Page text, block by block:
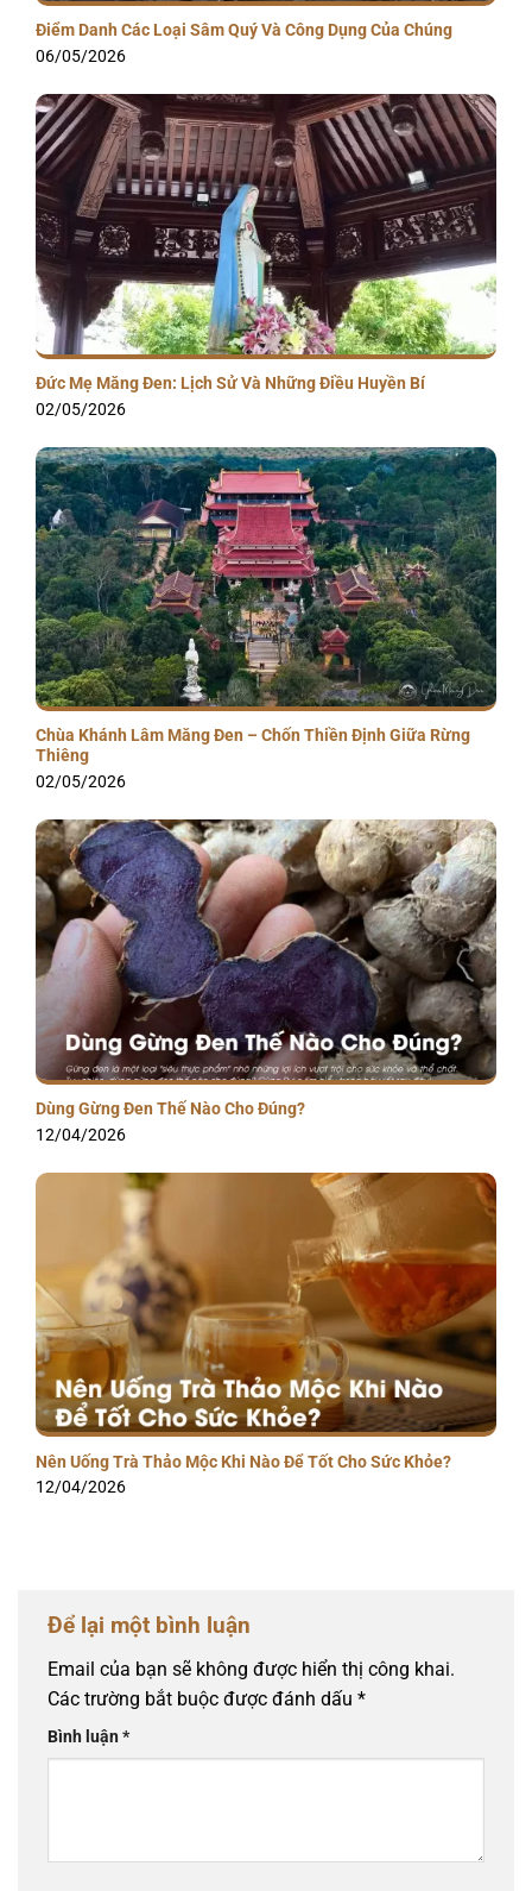
Điểm Danh Các Loại Sâm Quý Và Công Dụng Của Chúng
06/05/2026
Đức Mẹ Măng Đen: Lịch Sử Và Những Điều Huyền Bí
02/05/2026
Chùa Khánh Lâm Măng Đen – Chốn Thiền Định Giữa Rừng
Thiêng
02/05/2026
Dùng Gừng Đen Thế Nào Cho Đúng?
12/04/2026
Nên Uống Trà Thảo Mộc Khi Nào Để Tốt Cho Sức Khỏe?
12/04/2026
Để lại một bình luận
Email của bạn sẽ không được hiển thị công khai.
Các trường bắt buộc được đánh dấu *
Bình luận*